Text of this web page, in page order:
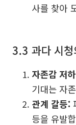
사를 찾아
3.3 과다 시
자존감 저
기대는 자
관계 갈등:
등을 유발